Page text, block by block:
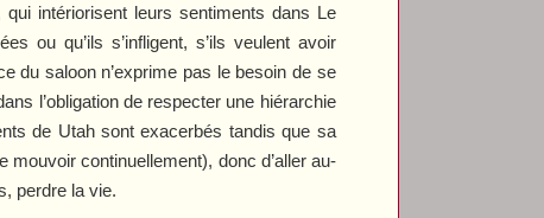
intériorisent leurs sentiments dans Le
ou qu’ils s’infligent, s’ils veulent avoir
du saloon n’exprime pas le besoin de se
l’obligation de respecter une hiérarchie
de Utah sont exacerbés tandis que sa
mouvoir continuellement), donc d’aller au-
perdre la vie.